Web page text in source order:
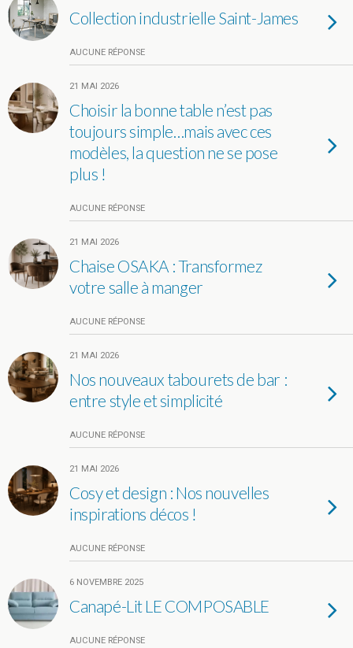
Collection industrielle Saint-James
AUCUNE RÉPONSE
21 MAI 2026
Choisir la bonne table n’est pas
toujours simple…mais avec ces
modèles, la question ne se pose
plus !
AUCUNE RÉPONSE
21 MAI 2026
Chaise OSAKA : Transformez
votre salle à manger
AUCUNE RÉPONSE
21 MAI 2026
Nos nouveaux tabourets de bar :
entre style et simplicité
AUCUNE RÉPONSE
21 MAI 2026
Cosy et design : Nos nouvelles
inspirations décos !
AUCUNE RÉPONSE
6 NOVEMBRE 2025
Canapé-Lit LE COMPOSABLE
AUCUNE RÉPONSE